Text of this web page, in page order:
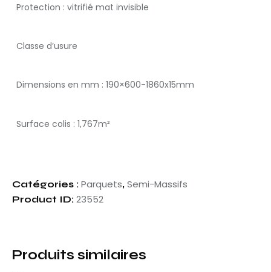
Protection : vitrifié mat invisible
Classe d’usure
Dimensions en mm : 190×600-1860x15mm
Surface colis : 1,767m²
Catégories : Parquets, Semi-Massifs
Product ID: 23552
Produits similaires